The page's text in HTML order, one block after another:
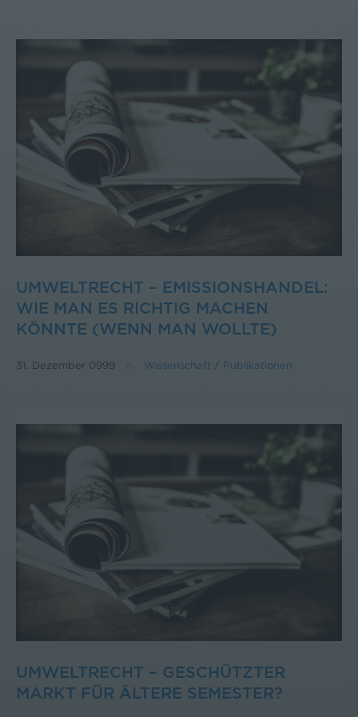
UMWELTRECHT – EMISSIONSHANDEL:
WIE MAN ES RICHTIG MACHEN
KÖNNTE (WENN MAN WOLLTE)
31. Dezember 0999 Wissenschaft / Publikationen
UMWELTRECHT – GESCHÜTZTER
MARKT FÜR ÄLTERE SEMESTER?